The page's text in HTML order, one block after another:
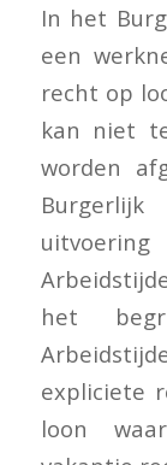
In het
een
recht op
kan niet
worden
het
expliciete
loon